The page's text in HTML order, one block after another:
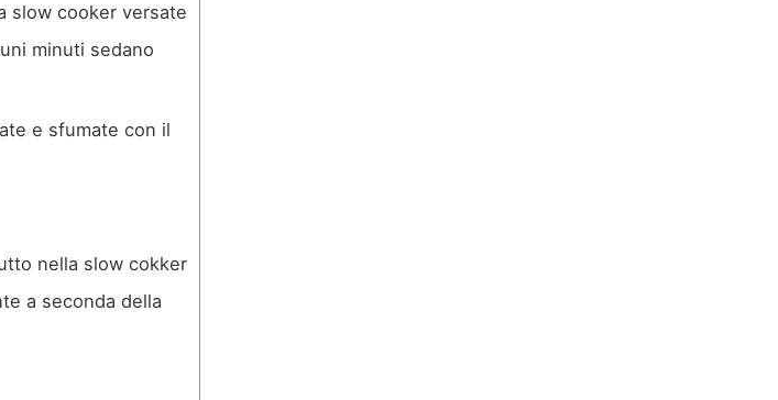
slow cooker versate
minuti sedano
e sfumate con il
nella slow cokker
a seconda della